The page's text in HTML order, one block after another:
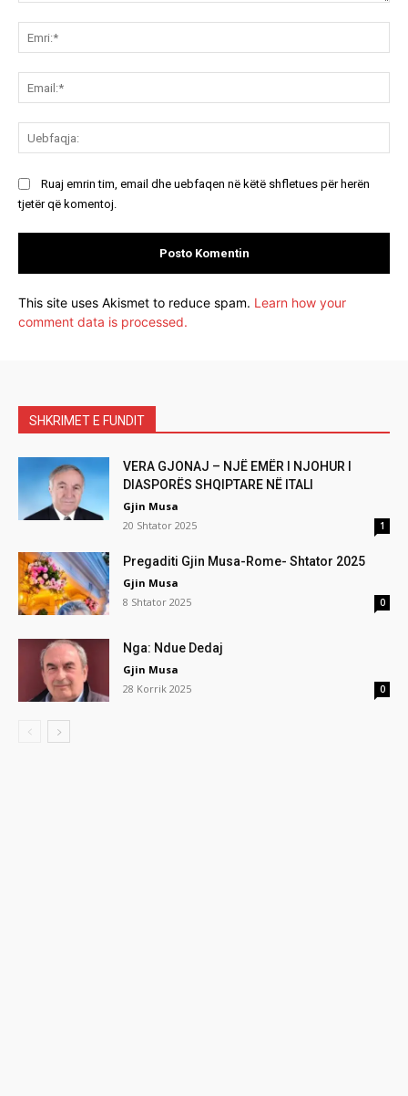
Ruaj emrin tim, email dhe uebfaqen në këtë shfletues për herën
tjetër që komentoj.
This site uses Akismet to reduce spam. Learn how your
comment data is processed.
SHKRIMET E FUNDIT
VERA GJONAJ – NJË EMËR I NJOHUR I
DIASPORËS SHQIPTARE NË ITALI
Gjin Musa
20 Shtator 2025
1
Pregaditi Gjin Musa-Rome- Shtator 2025
Gjin Musa
8 Shtator 2025
0
Nga: Ndue Dedaj
Gjin Musa
28 Korrik 2025
0